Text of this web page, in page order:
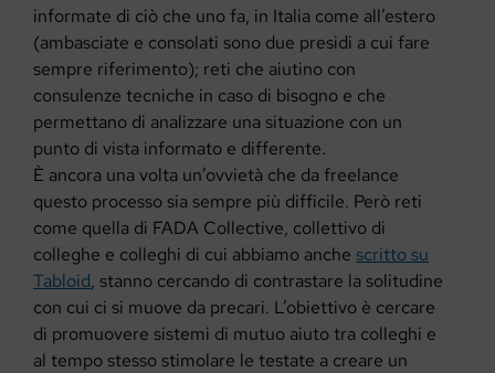
informate di ciò che uno fa, in Italia come all’estero
(ambasciate e consolati sono due presidi a cui fare
sempre riferimento); reti che aiutino con
consulenze tecniche in caso di bisogno e che
permettano di analizzare una situazione con un
punto di vista informato e differente.
È ancora una volta un’ovvietà che da freelance
questo processo sia sempre più difficile. Però reti
come quella di FADA Collective, collettivo di
colleghe e colleghi di cui abbiamo anche scritto su
Tabloid, stanno cercando di contrastare la solitudine
con cui ci si muove da precari. L’obiettivo è cercare
di promuovere sistemi di mutuo aiuto tra colleghi e
al tempo stesso stimolare le testate a creare un